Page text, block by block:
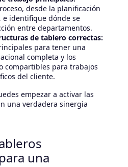
desde la planificación
e identifique dónde se
entre departamentos.
de tablero correctas:
para tener una
completa y los
compartibles para trabajos
del cliente.
empezar a activar las
una verdadera sinergia
una